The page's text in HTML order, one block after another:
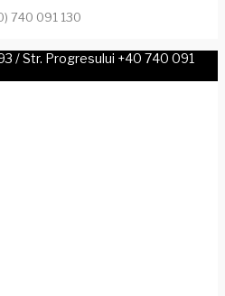
740 091 130
/ Str. Progresului +40 740 091